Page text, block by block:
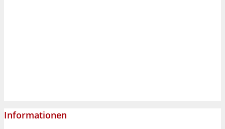
Informationen